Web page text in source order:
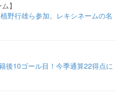
】
野行雄ら参加。レキシネームの名
後10ゴール目！今季通算22得点に